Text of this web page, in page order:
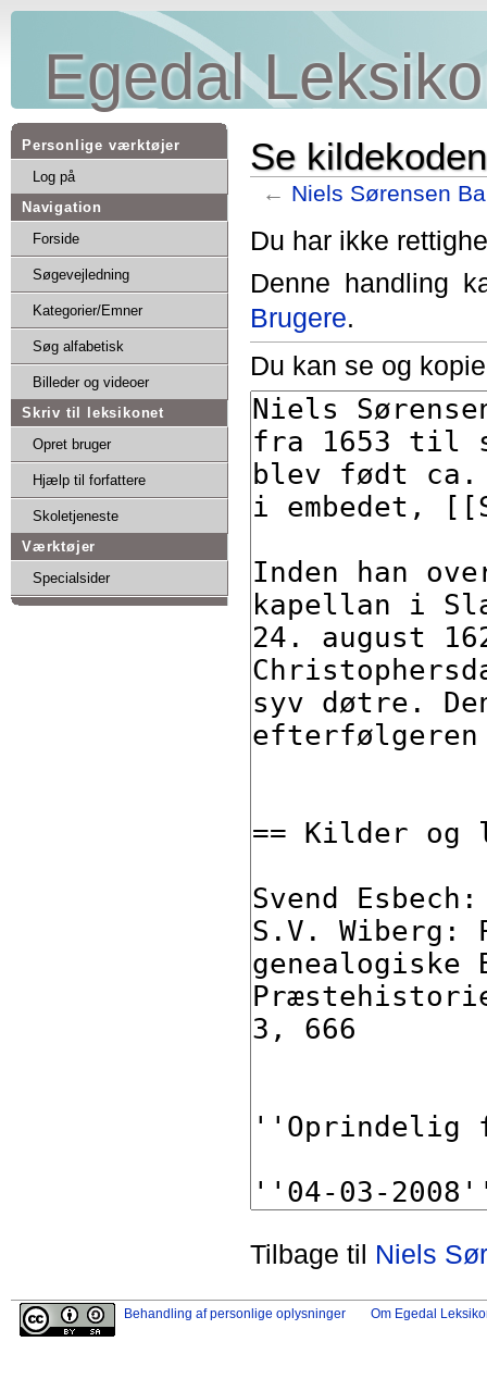
Egedal
Personlige værktøjer
Log på
Navigation
Forside
Søgevejledning
Kategorier/Emner
Søg alfabetisk
Billeder og videoer
Skriv til leksikonet
Opret bruger
Hjælp til forfattere
Skoletjeneste
Værktøjer
Specialsider
Se
← Niels Sørensen
Du har ikke
Denne handling
Brugere.
Du kan se og
Tilbage til Niels
Behandling af personlige oplysninger Om Egedal